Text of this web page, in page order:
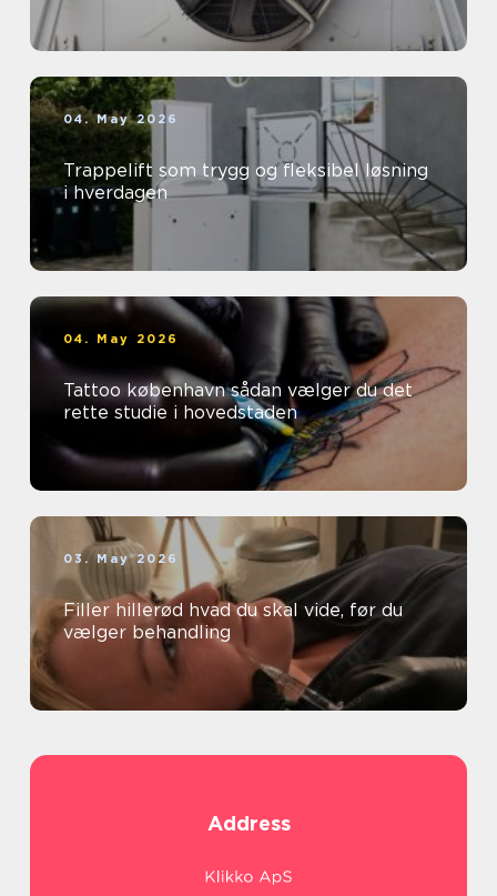
04. May 2026
Trappelift som trygg og fleksibel løsning
i hverdagen
04. May 2026
Tattoo københavn sådan vælger du det
rette studie i hovedstaden
03. May 2026
Filler hillerød hvad du skal vide, før du
vælger behandling
Address